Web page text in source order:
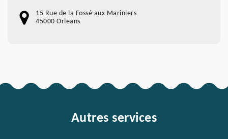
15 Rue de la Fossé aux Mariniers
45000 Orleans
Autres services